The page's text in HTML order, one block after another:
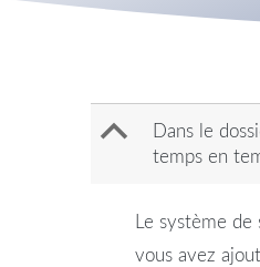
B
Dans le
temps en
Le système
vous avez